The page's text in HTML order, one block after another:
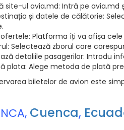
site-ul avia.md: Intră pe
și datele de călătorie:
Platforma îți va afișa
Selectează zborul care
detaliile pasagerilor: Introdu
plata: Alege metoda de plată
biletelor de avion este
Cuenca,